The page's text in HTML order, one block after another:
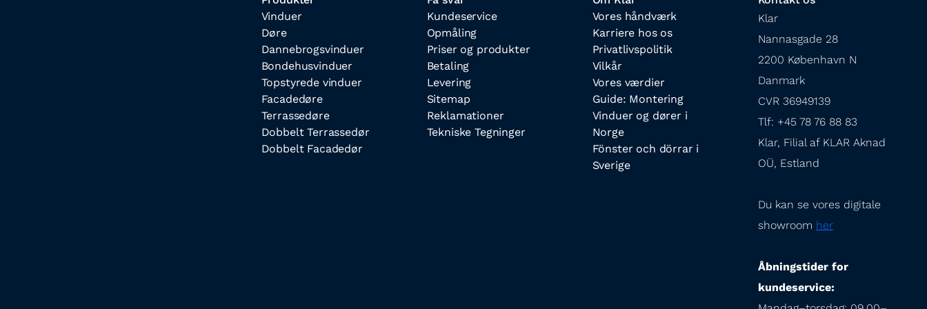
Vinduer
Døre
Dannebrogsvinduer
Bondehusvinduer
Topstyrede vinduer
Facadedøre
Terrassedøre
Dobbelt Terrassedør
Dobbelt Facadedør
Kundeservice
Opmåling
Priser og produkter
Betaling
Levering
Sitemap
Reklamationer
Tekniske Tegninger
Vores håndværk
Karriere hos os
Privatlivspolitik
Vilkår
Vores værdier
Guide: Montering
Vinduer og dører i
Norge
Fönster och dörrar i
Sverige
Klar
Nannasgade 28
2200 København N
Danmark
CVR 36949139
Tlf: +45 78 76 88 83
Klar, Filial af KLAR Aknad
OÜ, Estland
Du kan se vores digitale
showroom her
Åbningstider for
kundeservice: